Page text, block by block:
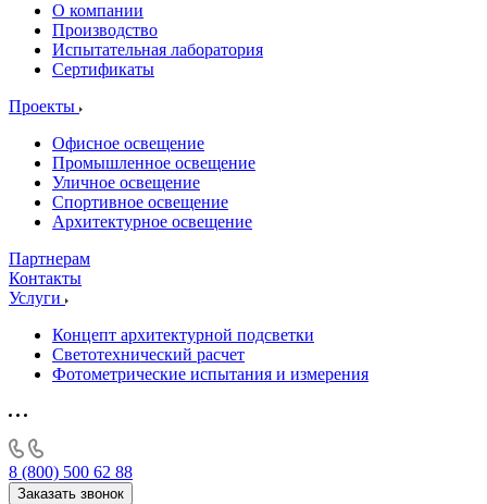
О компании
Производство
Испытательная лаборатория
Сертификаты
Проекты
Офисное освещение
Промышленное освещение
Уличное освещение
Спортивное освещение
Архитектурное освещение
Партнерам
Контакты
Услуги
Концепт архитектурной подсветки
Светотехнический расчет
Фотометрические испытания и измерения
8 (800) 500 62 88
Заказать звонок